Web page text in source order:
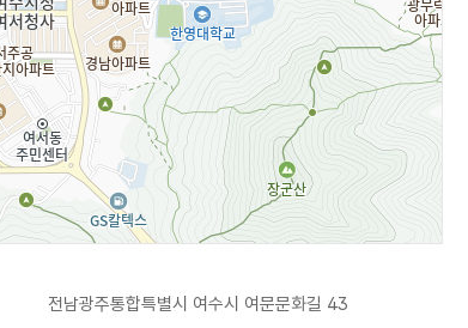
전남광주통합특별시 여수시 여문문화길 43